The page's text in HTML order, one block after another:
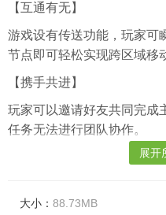
【互通有无】
游戏设有传送功能，玩家可
节点即可轻松实现跨区域移
【携手共进】
玩家可以邀请好友共同完成
任务无法进行团队协作。
展开
大小： 88.73MB